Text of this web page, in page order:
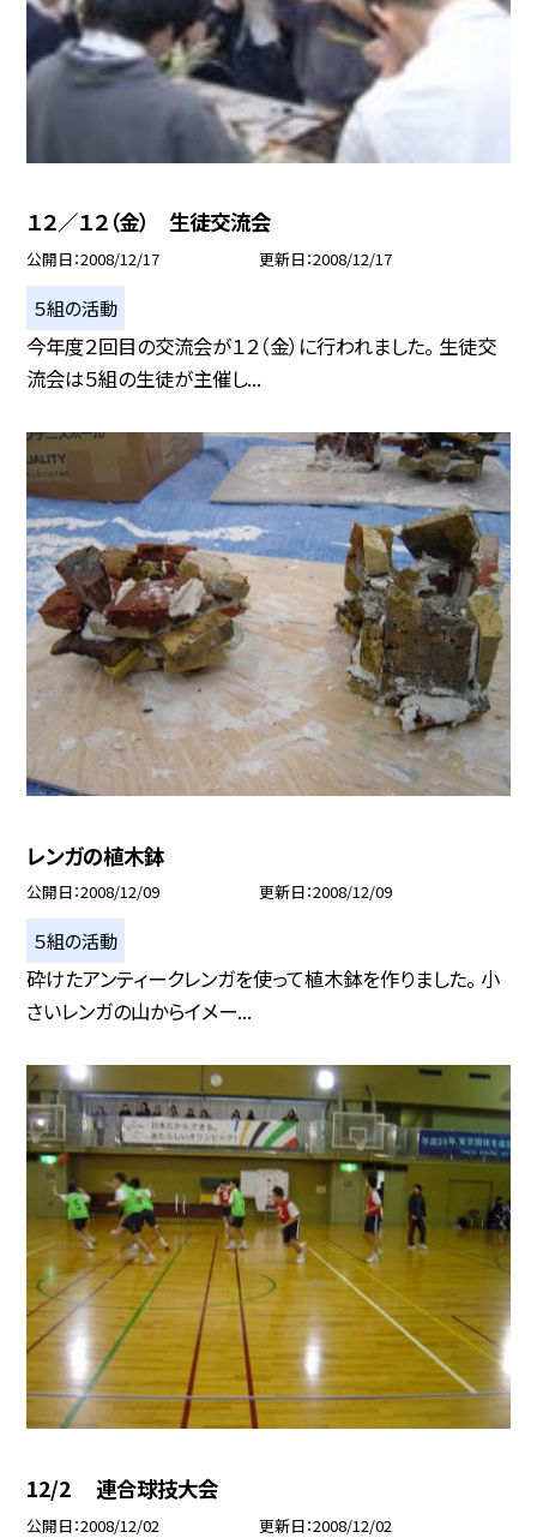
１２／１２（金） 生徒交流会
公開日 2008/12/17 更新日 2008/12/17
５組の活動
今年度２回目の交流会が１２（金）に行われました。 生徒交
流会は５組の生徒が主催し...
レンガの植木鉢
公開日 2008/12/09 更新日 2008/12/09
５組の活動
砕けたアンティークレンガを使って植木鉢を作りました。 小
さいレンガの山からイメー...
12/2 連合球技大会
公開日 2008/12/02 更新日 2008/12/02